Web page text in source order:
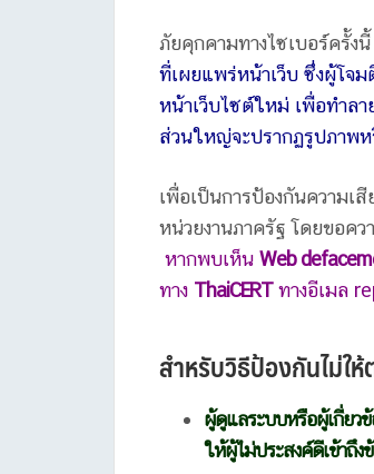
ภัยคุกคามทางไซเบอร์ครั้งนี้
ที่เผยแพร่หน้าเว็บ ซึ่งผู้โจ
หน้าเว็บไซต์ใหม่ เพื่อทำลา
ส่วนใหญ่จะปรากฏรูปภาพห
เพื่อเป็นการป้องกันความเ
หน่วยงานภาครัฐ โดยขอค
หากพบเห็น Web
ทาง ThaiCERTทางอีเมล
สำหรับวิธีป้องกันไม่ให้
ผู้ดูแลระบบหรือผู้เกี่ยว
ให้ผู้ไม่ประสงค์ดีเข้าถึ